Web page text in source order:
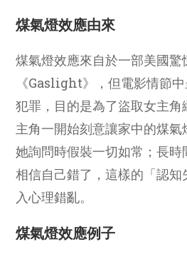
煤氣燈效應由來
煤氣燈效應來自於一部美國驚
《Gaslight》，但電影情節
犯罪，目的是為了盜取女主角
主角一開始刻意讓家中的煤
她詢問時假裝一切如常；長
相信自己錯了，這樣的「認
入心理錯亂。
煤氣燈效應例子